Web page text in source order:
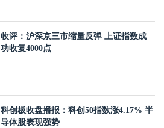
收评：沪深京三市缩量反弹 上证指数成
功收复4000点
科创板收盘播报：科创50指数涨4.17% 半
导体股表现强势